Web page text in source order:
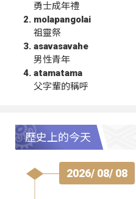
勇士成年禮
molapangolai
祖靈祭
asavasavahe
男性青年
atamatama
父字輩的稱呼
歷史上的今天
2026/ 08/ 08